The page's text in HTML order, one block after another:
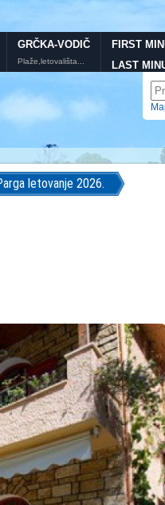
GRČKA-VODIČ
Plaže,letovališta...
FIRST
LAST
letovanje 2026.